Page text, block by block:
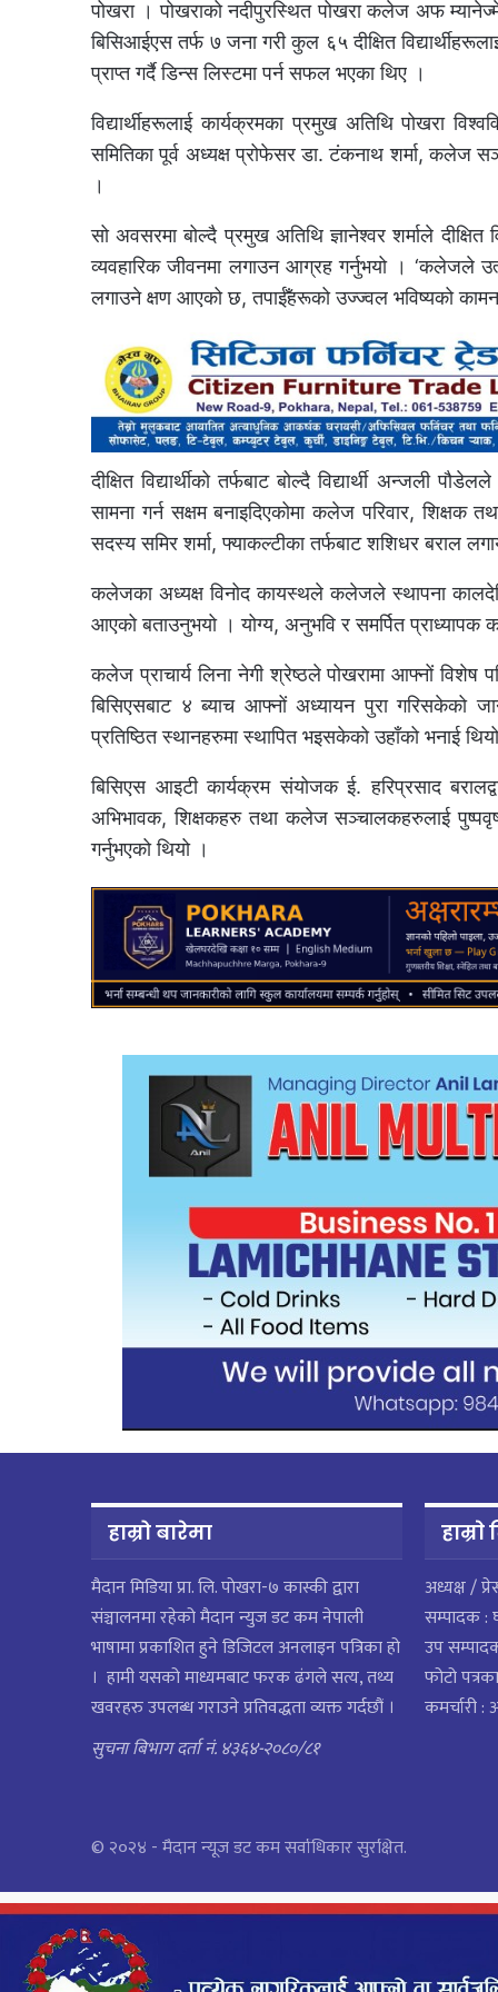
पोखरा । पोखराको नदीपुरस्थित पोखरा कलेज अफ
बिसिआईएस तर्फ ७ जना गरी कुल ६५ दीक्षित
प्राप्त गर्दै डिन्स लिस्टमा पर्न सफल भएका थिए ।
विद्यार्थीहरूलाई कार्यक्रमका प्रमुख अतिथि पोखरा
समितिका पूर्व अध्यक्ष प्रोफेसर डा. टंकनाथ शर्मा, कलेज
।
सो अवसरमा बोल्दै प्रमुख अतिथि ज्ञानेश्वर शर्माले दीक्षित
व्यवहारिक जीवनमा लगाउन आग्रह गर्नुभयो । ‘कलेजले
लगाउने क्षण आएको छ, तपाईँहरूको उज्ज्वल भविष्यको
दीक्षित विद्यार्थीको तर्फबाट बोल्दै विद्यार्थी
सामना गर्न सक्षम बनाइदिएकोमा कलेज परिवार, शिक्षक
सदस्य समिर शर्मा, फ्याकल्टीका तर्फबाट शशिधर बराल
कलेजका अध्यक्ष विनोद कायस्थले कलेजले स्थापना
आएको बताउनुभयो । योग्य, अनुभवि र समर्पित
कलेज प्राचार्य लिना नेगी श्रेष्ठले पोखरामा आफ्नों
बिसिएसबाट ४ ब्याच आफ्नों अध्यायन पुरा गरिसकेको
प्रतिष्ठित स्थानहरुमा स्थापित भइसकेको उहाँको भनाई
बिसिएस आइटी कार्यक्रम संयोजक ई. हरिप्रसाद
अभिभावक, शिक्षकहरु तथा कलेज सञ्चालकहरुलाई
गर्नुभएको थियो ।
हाम्रो बारेमा
मैदान मिडिया प्रा. लि. पाेखरा-७ कास्की द्वारा
संञ्चालनमा रहेको मैदान न्युज डट कम नेपाली
भाषामा प्रकाशित हुने डिजिटल अनलाइन पत्रिका हो
। हामी यसको माध्यमबाट फरक ढंगले सत्य, तथ्य
खवरहरु उपलब्ध गराउने प्रतिवद्धता व्यक्त गर्दछौं ।
सुचना बिभाग दर्ता नं. ४३६४-२०८०/८१
हाम्राे
अध्यक्ष /
सम्पादक :
उप
फोटो
कमर्चारी :
© २०२४ - मैदान न्यूज डट कम सर्वाधिकार सुरक्षित.